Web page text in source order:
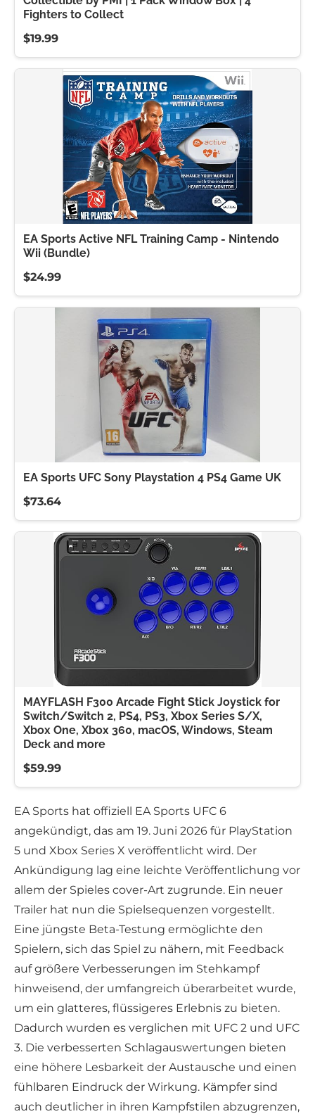
Fighters to Collect
$19.99
EA Sports Active NFL Training Camp - Nintendo
Wii (Bundle)
$24.99
EA Sports UFC Sony Playstation 4 PS4 Game UK
$73.64
MAYFLASH F300 Arcade Fight Stick Joystick for
Switch/Switch 2, PS4, PS3, Xbox Series S/X,
Xbox One, Xbox 360, macOS, Windows, Steam
Deck and more
$59.99
EA Sports hat offiziell EA Sports UFC 6
angekündigt, das am 19. Juni 2026 für PlayStation
5 und Xbox Series X veröffentlicht wird. Der
Ankündigung lag eine leichte Veröffentlichung vor
allem der Spieles cover-Art zugrunde. Ein neuer
Trailer hat nun die Spielsequenzen vorgestellt.
Eine jüngste Beta-Testung ermöglichte den
Spielern, sich das Spiel zu nähern, mit Feedback
auf größere Verbesserungen im Stehkampf
hinweisend, der umfangreich überarbeitet wurde,
um ein glatteres, flüssigeres Erlebnis zu bieten.
Dadurch wurden es verglichen mit UFC 2 und UFC
3. Die verbesserten Schlagauswertungen bieten
eine höhere Lesbarkeit der Austausche und einen
fühlbaren Eindruck der Wirkung. Kämpfer sind
auch deutlicher in ihren Kampfstilen abzugrenzen,